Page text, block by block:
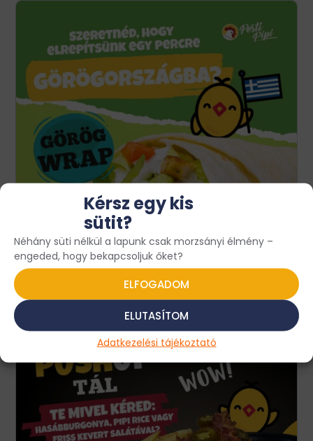
Kérsz egy kis
sütit?
Néhány süti nélkül a lapunk csak morzsányi élmény –
engeded, hogy bekapcsoljuk őket?
ELFOGADOM
ELUTASÍTOM
Adatkezelési tájékoztató